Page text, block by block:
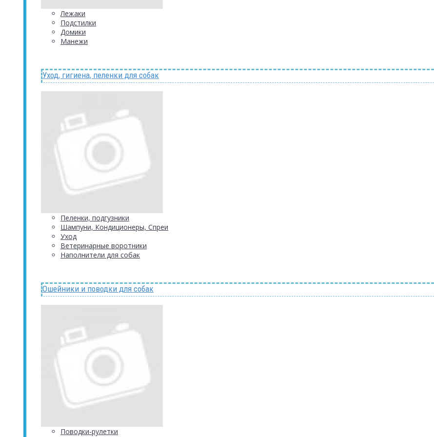
Лежаки
Подстилки
Домики
Манежи
Уход, гигиена, пеленки для собак
Пеленки, подгузники
Шампуни, Кондиционеры, Спреи
Уход
Ветеринарные воротники
Наполнители для собак
Ошейники и поводки для собак
Поводки-рулетки